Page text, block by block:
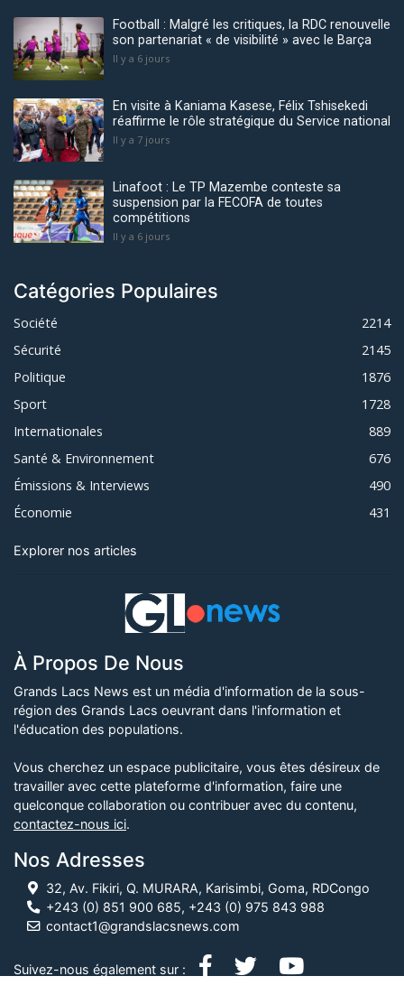
Football : Malgré les critiques, la RDC renouvelle
son partenariat « de visibilité » avec le Barça
Il y a 6 jours
En visite à Kaniama Kasese, Félix Tshisekedi
réaffirme le rôle stratégique du Service national
Il y a 7 jours
Linafoot : Le TP Mazembe conteste sa
suspension par la FECOFA de toutes
compétitions
Il y a 6 jours
Catégories Populaires
Société
2214
Sécurité
2145
Politique
1876
Sport
1728
Internationales
889
Santé & Environnement
676
Émissions & Interviews
490
Économie
431
Explorer nos articles
À Propos De Nous
Grands Lacs News est un média d'information de la sous-
région des Grands Lacs oeuvrant dans l'information et
l'éducation des populations.
Vous cherchez un espace publicitaire, vous êtes désireux de
travailler avec cette plateforme d'information, faire une
quelconque collaboration ou contribuer avec du contenu,
contactez-nous ici.
Nos Adresses
32, Av. Fikiri, Q. MURARA, Karisimbi, Goma, RDCongo
+243 (0) 851 900 685, +243 (0) 975 843 988
contact1@grandslacsnews.com
Suivez-nous également sur :